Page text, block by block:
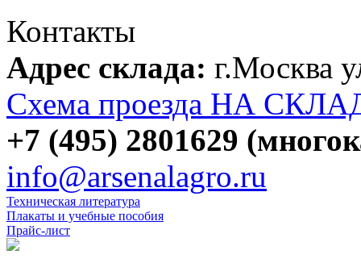
Контакты
Адрес склада: г.Москва
Схема проезда НА
+7 (495) 2801629
info@arsenalagro.ru
Техническая литература
Плакаты и учебные пособия
Прайс-лист